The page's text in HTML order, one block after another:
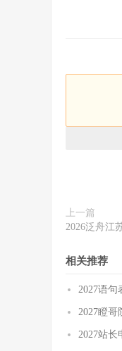
上一篇
2026泛舟江
相关推荐
2027语句
2027瞪哥
2027站长